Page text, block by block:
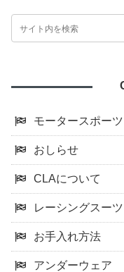
モータースポー
おしらせ
CLAについて
レーシングスーツ
お手入れ方法
アンダーウェア